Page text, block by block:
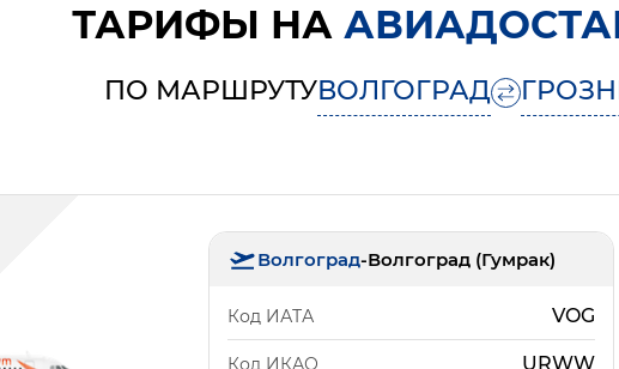
ТАРИФЫ НА
ПО МАРШРУТУВОЛГОГРАД
Волгоград-Волгоград (Гумрак)
Код ИАТА VOG
Код ИКАО URWW